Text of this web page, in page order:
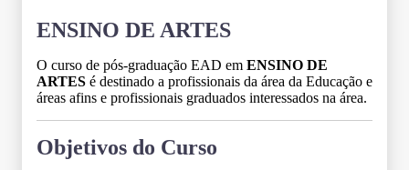
ENSINO DE ARTES
O curso de pós-graduação EAD em ENSINO DE
ARTES é destinado a profissionais da área da Educação e
áreas afins e profissionais graduados interessados na área.
Objetivos do Curso